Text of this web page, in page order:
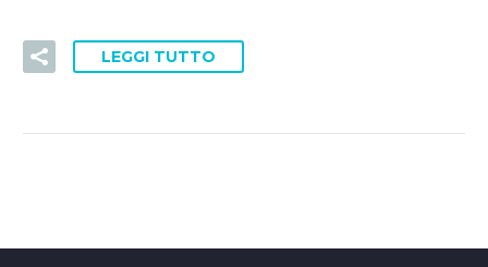
LEGGI TUTTO